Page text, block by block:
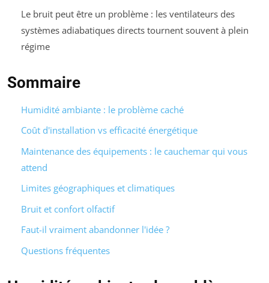
Le bruit peut être un problème : les ventilateurs des
systèmes adiabatiques directs tournent souvent à plein
régime
Sommaire
Humidité ambiante : le problème caché
Coût d'installation vs efficacité énergétique
Maintenance des équipements : le cauchemar qui vous
attend
Limites géographiques et climatiques
Bruit et confort olfactif
Faut-il vraiment abandonner l'idée ?
Questions fréquentes